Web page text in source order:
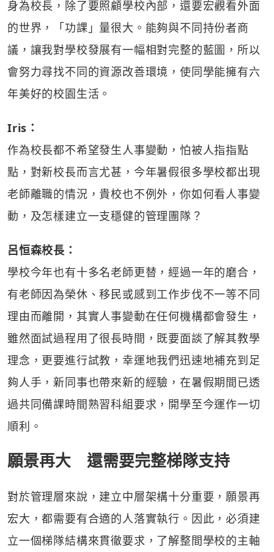
身為校長，除了要照顧學校內部，還要宏觀看外面
的世界，「功課」量很大。能夠與不同持份者商
議，讓我對學校發展有一幅相對完整的藍圖，所以
會努力尋找不同的資源改善環境，使同學能擁有六
年美好的校園生活。
Iris：
作為校長都不希望發生人事變動，怕被人指指點
點，對新校長而言尤甚，今年暑假很多學校都出現
老師離職的情況，貴校也不例外，你如何看人事變
動，及怎樣建立一支穩健的管理團隊？
呂恒森校長：
學校今年也有十多名老師更替，經過一年的磨合，
有老師因為榮休、移民或感到工作步伐不一等不同
理由而離開，其實人事變動在任何機構都會發生，
雖然面試過程用了很長時間，既要面談了解其教學
理念，更要進行試教，幸運地我們迅速地補充到足
夠人手，新同事也帶來新的經驗，在暑假期間已透
過共同備課時間熟習科組要求，開學至今運作一切
順利。
願景再大 還需要完整梯隊支持
對於管理層來說，建立中層架構十分重要，願景再
宏大，都需要有合適的人落實執行。因此，必須建
立一個梯隊結構來貫徹要求，了解整間學校的主軸